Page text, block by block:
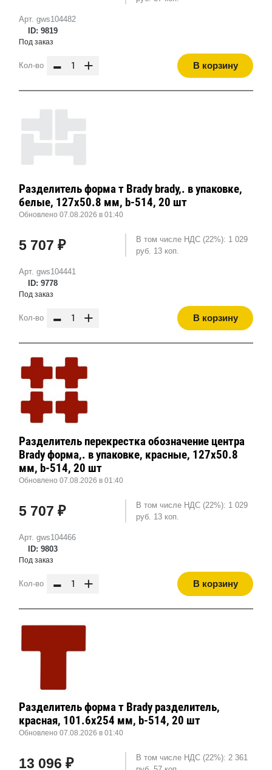
Арт. gws104482
ID: 9819
Под заказ
Кол-во - + В корзину
Арт. gws104441
ID: 9778
Разделитель форма т Brady brady,. в упаковке,
белые, 127x50.8 мм, b-514, 20 шт
Обновлено 07.08.2026 в 01:40
5 707 ₽
В том числе НДС (22%): 1 029
руб. 13 коп.
Под заказ
Кол-во - + В корзину
Арт. gws104466
ID: 9803
Разделитель перекрестка обозначение центра
Brady форма,. в упаковке, красные, 127x50.8
мм, b-514, 20 шт
Обновлено 07.08.2026 в 01:40
5 707 ₽
В том числе НДС (22%): 1 029
руб. 13 коп.
Под заказ
Кол-во - + В корзину
Разделитель форма т Brady разделитель,
красная, 101.6x254 мм, b-514, 20 шт
Обновлено 07.08.2026 в 01:40
13 096 ₽
В том числе НДС (22%): 2 361